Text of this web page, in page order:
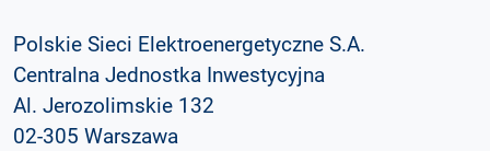
Polskie Sieci Elektroenergetyczne S.A.
Centralna Jednostka Inwestycyjna
Al. Jerozolimskie 132
02-305 Warszawa